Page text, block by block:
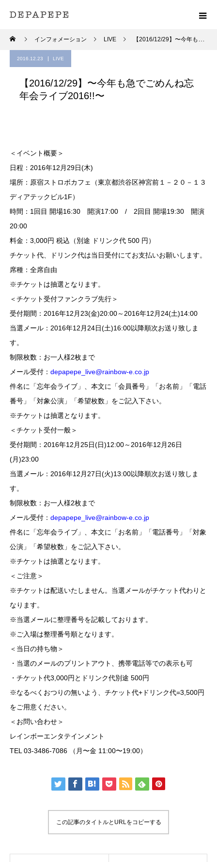
インフォメーション LIVE 【2016/12/29】〜今年も急でごめんね忘年会ライブ2016!!〜
2016.12.23 LIVE
【2016/12/29】〜今年も急でごめんね忘
年会ライブ2016!!〜
＜イベント概要＞
日程：2016年12月29日(木)
場所：原宿ストロボカフェ（東京都渋谷区神宮前１－２０－１３
ディアテックビル1F）
時間：1回目 開場16:30 開演17:00 / 2回目 開場19:30 開演
20:00
料金：3,000円 税込（別途 ドリンク代 500 円）
チケット代、ドリンク代は当日受付にてお支払いお願いします。
席種：全席自由
※チケットは抽選となります。
＜チケット受付ファンクラブ先行＞
受付期間：2016年12月23(金)20:00～2016年12月24(土)14:00
当選メール：2016年12月24日(土)16:00以降順次お送り致しま
す。
制限枚数：お一人様2枚まで
メール受付： depapepe_live@rainbow-e.co.jp
件名に「忘年会ライブ」、本文に「会員番号」「お名前」「電話
番号」「対象公演」「希望枚数」をご記入下さい。
※チケットは抽選となります。
＜チケット受付一般＞
受付期間：2016年12月25日(日)12:00～2016年12月26日
(月)23:00
当選メール：2016年12月27日(火)13:00以降順次お送り致しま
す。
制限枚数：お一人様2枚まで
メール受付： depapepe_live@rainbow-e.co.jp
件名に「忘年会ライブ」、本文に「お名前」「電話番号」「対象
公演」「希望枚数」をご記入下さい。
※チケットは抽選となります。
＜ご注意＞
※チケットは配送いたしません。当選メールがチケット代わりと
なります。
※当選メールに整理番号を記載しております。
※ご入場は整理番号順となります。
＜当日の持ち物＞
・当選のメールのプリントアウト、携帯電話等での表示も可
・チケット代3,000円とドリンク代別途 500円
※なるべくおつりの無いよう、チケット代+ドリンク代=3,500円
をご用意ください。
＜お問い合わせ＞
レインボーエンタテインメント
TEL 03-3486-7086 （月〜金 11:00〜19:00）
この記事のタイトルとURLをコピーする